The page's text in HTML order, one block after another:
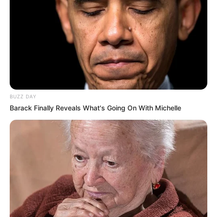
Manajer Choi berjanji dilain kesempatan ia akan memilihkan
peran yang berakhir bahagia untuk Joon Young.
Disisi lain seorang wanita bernama No Eul sedang melakukan
pengintaian mengenai pembuangan limbah yang dilakukan oleh
beberapa onum, fokus No Eul harus terganggu karena cuaca yang
BUZZ DAY
Barack Finally Reveals What's Going On With Michelle